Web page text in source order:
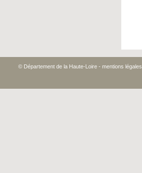
© Département de la Haute-Loire - mentions légales